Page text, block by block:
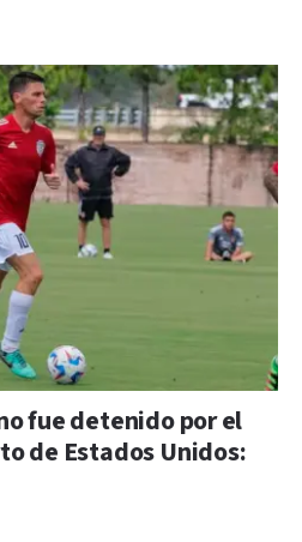
fue detenido por el
de Estados Unidos: